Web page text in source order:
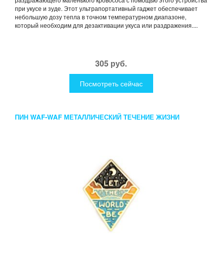
при укусе и зуде. Этот ультрапортативный гаджет обеспечивает
небольшую дозу тепла в точном температурном диапазоне,
который необходим для дезактивации укуса или раздражения....
305 руб.
Посмотреть сейчас
ПИН WAF-WAF МЕТАЛЛИЧЕСКИЙ ТЕЧЕНИЕ ЖИЗНИ